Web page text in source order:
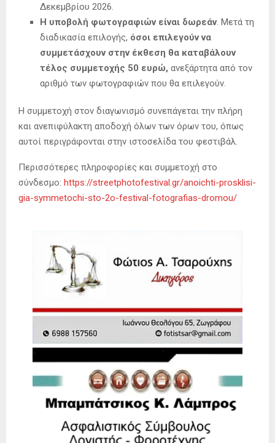
Δεκεμβρίου 2026.
Η υποβολή φωτογραφιών είναι δωρεάν. Μετά τη
διαδικασία επιλογής, όσοι επιλεγούν να
συμμετάσχουν στην έκθεση θα καταβάλουν
τέλος συμμετοχής 50 ευρώ, ανεξάρτητα από τον
αριθμό των φωτογραφιών που θα επιλεγούν.
Η συμμετοχή στον διαγωνισμό συνεπάγεται την πλήρη
και ανεπιφύλακτη αποδοχή όλων των όρων του, όπως
αυτοί περιγράφονται στην ιστοσελίδα του φεστιβάλ.
Περισσότερες πληροφορίες και συμμετοχή στο
σύνδεσμο: https://streetphotofestival.gr/anoichti-prosklisi-
gia-symmetochi-sto-2o-festival-fotografias-dromou/